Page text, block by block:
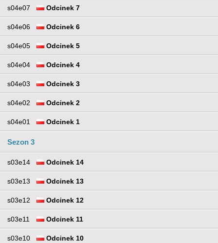
s04e07 Odcinek 7
s04e06 Odcinek 6
s04e05 Odcinek 5
s04e04 Odcinek 4
s04e03 Odcinek 3
s04e02 Odcinek 2
s04e01 Odcinek 1
Sezon 3
s03e14 Odcinek 14
s03e13 Odcinek 13
s03e12 Odcinek 12
s03e11 Odcinek 11
s03e10 Odcinek 10